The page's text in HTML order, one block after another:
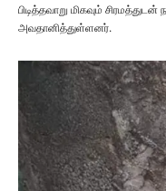
பிடித்தவாறு மிகவும்
அவதானித்துள்ளனர்.